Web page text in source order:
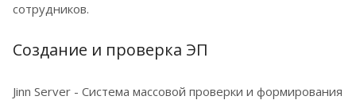
сотрудников.
Создание и проверка ЭП
Jinn Server - Система массовой проверки и формирования